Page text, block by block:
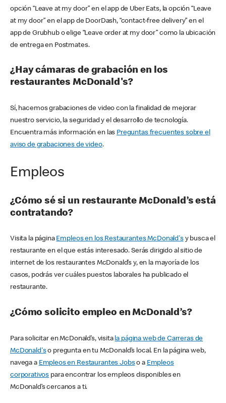
opción “Leave at my door” en el app de Uber Eats, la opción “Leave
at my door” en el app de DoorDash, “contact-free delivery” en el
app de Grubhub o elige “Leave order at my door” como la ubicación
de entrega en Postmates.
¿Hay cámaras de grabación en los
restaurantes McDonald's?
Sí, hacemos grabaciones de video con la finalidad de mejorar
nuestro servicio, la seguridad y el desarrollo de tecnología.
Encuentra más información en las Preguntas frecuentes sobre el
aviso de grabaciones de video.
Empleos
¿Cómo sé si un restaurante McDonald’s está
contratando?
Visita la página Empleos en los Restaurantes McDonald'sy busca el
restaurante en el que estás interesado. Serás dirigido al sitio de
internet de los restaurantes McDonald’s y, en la mayoría de los
casos, podrás ver cuáles puestos laborales ha publicado el
restaurante.
¿Cómo solicito empleo en McDonald’s?
Para solicitar en McDonald’s, visita la página web de Carreras de
McDonald'so pregunta en tu McDonald’s local. En la página web,
navega a Empleos en Restaurantes Jobso a Empleos
corporativos para encontrar los empleos disponibles en
McDonald’s cercanos a ti.